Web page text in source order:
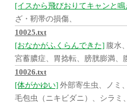
[イスから飛びおりてキャンと
ざ・靭帯の損傷、
10025.txt
[おなかがふくらんできた] 腹水
宮蓄膿症、胃捻転、膀胱膨満、
10026.txt
[体がかゆい] 外部寄生虫、ノミ
毛包虫（ニキビダニ）、シラミ